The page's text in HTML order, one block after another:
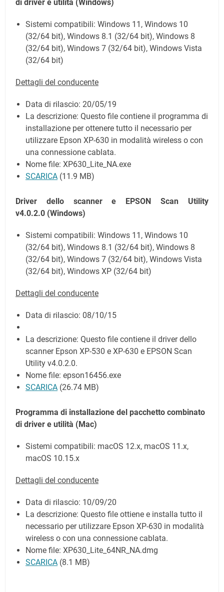
di driver e utilità (Windows)
Sistemi compatibili: Windows 11, Windows 10
(32/64 bit), Windows 8.1 (32/64 bit), Windows 8
(32/64 bit), Windows 7 (32/64 bit), Windows Vista
(32/64 bit)
Dettagli del conducente
Data di rilascio: 20/05/19
La descrizione: Questo file contiene il programma di
installazione per ottenere tutto il necessario per
utilizzare Epson XP-630 in modalità wireless o con
una connessione cablata.
Nome file: XP630_Lite_NA.exe
SCARICA (11.9 MB)
Driver dello scanner e EPSON Scan Utility
v4.0.2.0 (Windows)
Sistemi compatibili: Windows 11, Windows 10
(32/64 bit), Windows 8.1 (32/64 bit), Windows 8
(32/64 bit), Windows 7 (32/64 bit), Windows Vista
(32/64 bit), Windows XP (32/64 bit)
Dettagli del conducente
Data di rilascio: 08/10/15
La descrizione: Questo file contiene il driver dello
scanner Epson XP-530 e XP-630 e EPSON Scan
Utility v4.0.2.0.
Nome file: epson16456.exe
SCARICA (26.74 MB)
Programma di installazione del pacchetto combinato
di driver e utilità (Mac)
Sistemi compatibili: macOS 12.x, macOS 11.x,
macOS 10.15.x
Dettagli del conducente
Data di rilascio: 10/09/20
La descrizione: Questo file ottiene e installa tutto il
necessario per utilizzare Epson XP-630 in modalità
wireless o con una connessione cablata.
Nome file: XP630_Lite_64NR_NA.dmg
SCARICA (8.1 MB)